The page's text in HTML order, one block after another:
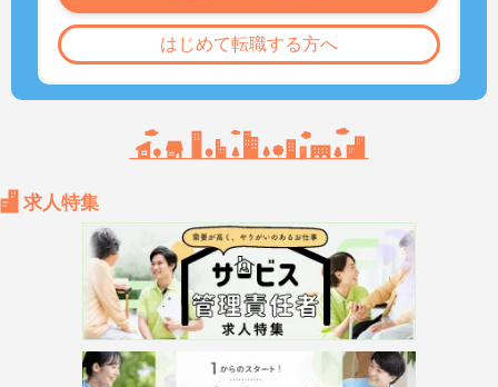
はじめて転職する方へ
求人特集